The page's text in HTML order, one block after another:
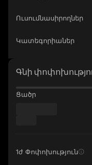
Ուսումնասիրողներ
Կատեգորիաներ
Գնի
Ցածր
1ժ Փոփոխություն